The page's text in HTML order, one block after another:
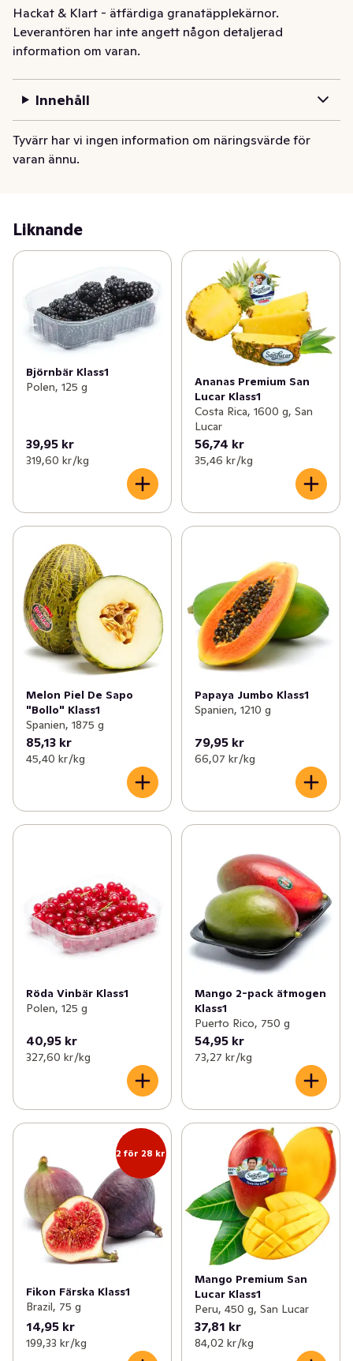
Hackat & Klart - ätfärdiga granatäpplekärnor.
Leverantören har inte angett någon detaljerad
information om varan.
Innehåll
Tyvärr har vi ingen information om näringsvärde för
varan ännu.
Liknande
Björnbär Klass1
Polen, 125 g
39,95 kr
319,60 kr /kg
Ananas Premium San
Lucar Klass1
Costa Rica, 1600 g, San
Lucar
56,74 kr
35,46 kr /kg
Melon Piel De Sapo
"Bollo" Klass1
Spanien, 1875 g
85,13 kr
45,40 kr /kg
Papaya Jumbo Klass1
Spanien, 1210 g
79,95 kr
66,07 kr /kg
Röda Vinbär Klass1
Polen, 125 g
40,95 kr
327,60 kr /kg
Mango 2-pack ätmogen
Klass1
Puerto Rico, 750 g
54,95 kr
73,27 kr /kg
2 för 28 kr
Fikon Färska Klass1
Brazil, 75 g
14,95 kr
199,33 kr /kg
Mango Premium San
Lucar Klass1
Peru, 450 g, San Lucar
37,81 kr
84,02 kr /kg